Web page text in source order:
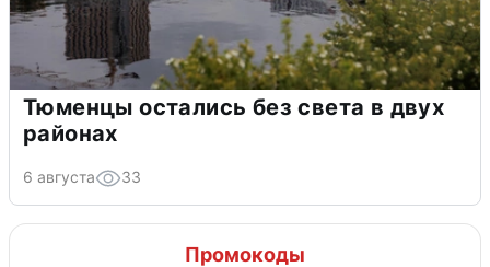
Тюменцы остались без света в двух
районах
6 августа 33
Промокоды